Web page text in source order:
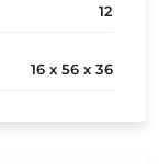
12
16 х 56 х 36